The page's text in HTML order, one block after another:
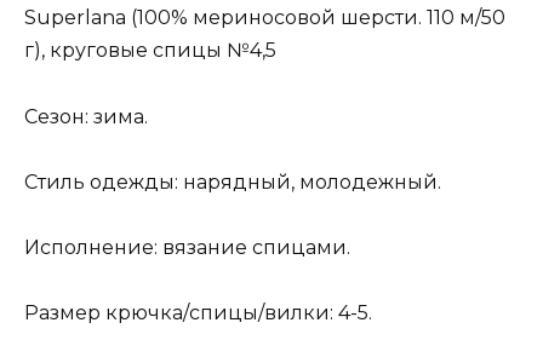
Superlana (100% мериносовой шерсти. 110 м/50
г), круговые спицы №4,5
Сезон: зима.
Стиль одежды: нарядный, молодежный.
Исполнение: вязание спицами.
Размер крючка/спицы/вилки: 4-5.